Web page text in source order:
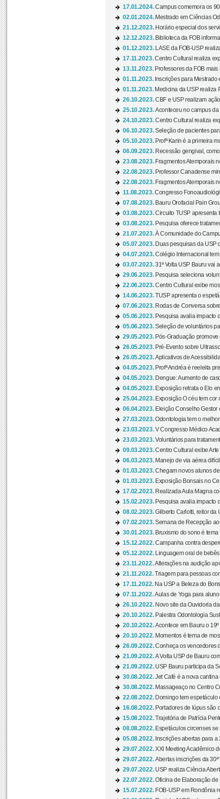
17.01.2024.Campus comemora os
02.01.2024. Mestrado em Ciências
21.12.2023. Horário especial dos
12.12.2023. Biblioteca da FOB
01.12.2023.
LASE da FOB-USP
17.11.2023.Centro Cultural realiza
13.11.2023. Professores da FOB
01.11.2023. Inscrições para
01.11.2023. Medicina da USP realiza
26.10.2023.CBF e USP realizam
25.10.2023.Aconteceu no campus da
24.10.2023.Centro Cultural realiza
06.10.2023.Seleção de pacientes
05.10.2023. Profª Karin é a primeira
06.09.2023. Recessão gengival,
23.08.2023. Fragmentos Atemporais
22.08.2023. Professor Canadense
22.08.2023. Fragmentos Atemporais
11.08.2023.Congresso
07.08.2023. Bauru Orofacial Pain
03.08.2023.Circuito TUSP apresenta
03.08.2023. Pesquisa oferece
21.07.2023.À Comunidade do
05.07.2023. Duas pesquisas da USP
04.07.2023.Colégio Internacional
03.07.2023.31ª Volta USP Bauru vai
29.06.2023. Pesquisa seleciona
22.06.2023.Centro Cultural exibe
14.06.2023.TUSP apresenta o
07.06.2023. Rodas de Conversa
05.06.2023. Pesquisa avalia impacto
05.06.2023.Seleção de voluntários
29.05.2023. Pós-Graduação
26.05.2023. Pré-Evento sobre
26.05.2023.Aplicativos de
04.05.2023. Profª Andréa é reeleita
04.05.2023. Dengue: Aumento de
04.05.2023. Exposição retrata o Elo
25.04.2023. Exposição O céu tem cor
06.04.2023. Eleição Conselho Gestor
27.03.2023.Odontologia tem o
23.03.2023.V Congresso Médico
23.03.2023.Voluntários para
09.03.2023.Centro Cultural exibe
06.03.2023. Manejo de via aérea
01.03.2023.Chegam novos alunos
01.03.2023. Exposição Bonsais no
17.02.2023. Realizada Aula Magna
15.02.2023. Pesquisa avalia impacto
08.02.2023.Gilberto Carlotti, reitor da
07.02.2023.Semana de Recepção
30.01.2023. Bruxismo do sono é
15.12.2022.Campanha contra
05.12.2022.
Linguagem oral de
23.11.2022.Alterações na audição
21.11.2022.Triagem para pessoas
17.11.2022. Na USP a Beleza do
07.11.2022.Aulas de Yoga para
26.10.2022. Novo site da Ouvidoria
20.10.2022. Palestra Odontologia
20.10.2022.Acontece em Bauru o 19º
20.10.2022. Momentos é tema de
26.09.2022.Conheça os vencedores
21.09.2022.A Volta USP de Bauru
21.09.2022. USP Bauru participa da
30.08.2022.Jet Café é a nova
30.08.2022. Massageaço no Centro
22.08.2022. Domingo tem espetáculo
16.08.2022. Portadores de lúpus são
15.08.2022.Trajetória de Patrícia
08.08.2022. Espetáculos circenses
05.08.2022. Inscrições abertas para a
29.07.2022.XXI Meeting Acadêmico
29.07.2022.Abertas inscrições da 30ª
29.07.2022. USP realiza Ciência
22.07.2022.Oficina de Elaboração de
15.07.2022. FOB-USP em Rondônia